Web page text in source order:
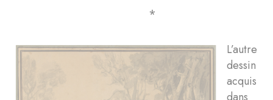
⁎
L’autre
dessin
acquis
dans